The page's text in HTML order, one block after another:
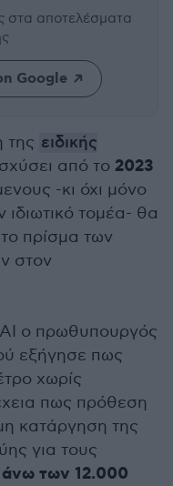
στα αποτελέσματα
Google
της ειδικής
από το 2023
-κι όχι μόνο
τομέα- θα
πρίσμα των
στον
ο πρωθυπουργός
εξήγησε πως
χωρίς
πως πρόθεση
κατάργηση της
για τους
άνω των 12.000